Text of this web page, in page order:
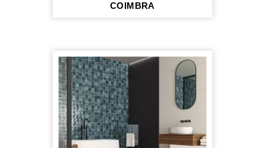
COIMBRA